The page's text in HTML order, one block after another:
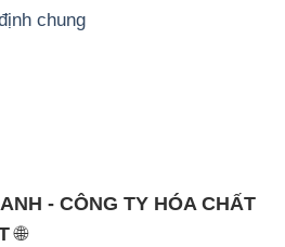
chung
- CÔNG TY HÓA CHẤT
🌐